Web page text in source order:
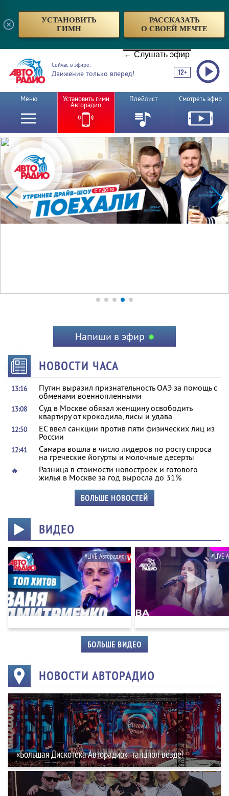
УСТАНОВИТЬ
ГИМН
РАССКАЗАТЬ
О СВОЕЙ МЕЧТЕ
← Слушать эфир
Сейчас в эфире:
Движение только вперед!
Меню Установить гимн
Авторадио
Плейлист Смотреть эфир
Напиши в эфир
НОВОСТИ ЧАСА
13:16
Путин выразил признательность ОАЭ за помощь с
обменами военнопленными
13:08
Суд в Москве обязал женщину освободить
квартиру от крокодила, лисы и удава
12:50
ЕС ввел санкции против пяти физических лиц из
России
12:41
Самара вошла в число лидеров по росту спроса
на греческие йогурты и молочные десерты
🔥
Разница в стоимости новостроек и готового
жилья в Москве за год выросла до 31%
БОЛЬШЕ НОВОСТЕЙ
ВИДЕО
#LIVE Авторадио #LIVE
БОЛЬШЕ ВИДЕО
НОВОСТИ АВТОРАДИО
«Большая Дискотека Авторадио»: танцпол везде!